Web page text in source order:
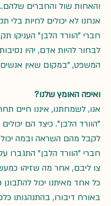
והאחות שול והחברים שלהם…
אנחנו לא יכולים לחיות בלי
חברי "הוורד הלבן" העניקו
לבחור להיות אדם, יהיו
המשפט, "במקום שאין
ואיפה האומץ שלנו?
אנו, לשמחתנו, איננו חיים
"הוורד הלבן". כיצד הם יכולים
לקבל מהם השראה ובמה
חברי "הוורד הלבן" התגברו
צו ליבם, אחר מה שזיהו
כל אחד מאיתנו יכול
באורח דיבורו, בהתנהגותו